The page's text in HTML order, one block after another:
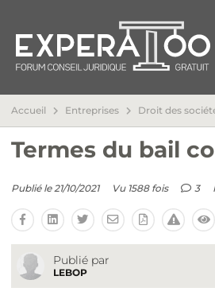
Accueil Entreprises Droit des
Termes du bail
Publié le 21/10/2021 Vu 1588 fois 3
Publié par
LEBOP